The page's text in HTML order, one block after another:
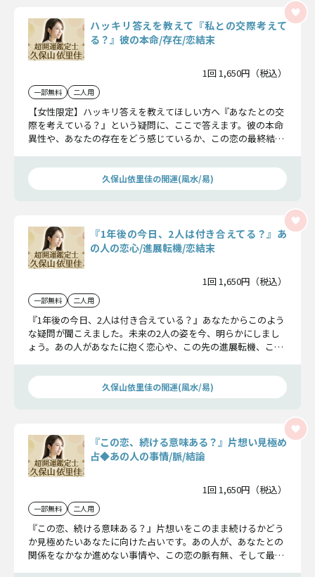
ハッキリ答えを教えて『私との交際考えて
る？』彼の本命/存在/恋結末
1回 1,650円（税込）
一部無料 二人用
【女性限定】ハッキリ答えを教えてほしい方へ『あなたとの交
際を考えている？』という疑問に、ここで答えます。彼の本命
異性や、あなたの存在をどう感じているか、この恋の最終結末
久保山依里佳の開運(風水/易)
『1年後の今日、2人は付き合えてる？』あ
の人の恋心/進展転機/恋結末
1回 1,650円（税込）
一部無料 二人用
『1年後の今日、2人は付き合えている？』あなたからこのよう
な疑問が聞こえました。未来の2人の姿を今、明らかにしまし
ょう。あの人があなたに抱く恋心や、この先の進展転機、この
久保山依里佳の開運(風水/易)
『この恋、続ける意味ある？』片想い見極め
占◆あの人の事情/脈/結論
1回 1,650円（税込）
一部無料 二人用
『この恋、続ける意味ある？』片想いをこのまま続けるかどう
か見極めたいあなたに向けた占いです。あの人が、あなたとの
関係をなかなか進めない事情や、この恋の脈有無、そして最終